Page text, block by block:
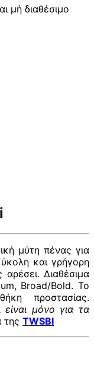
μή διαθέσιμο
μύτη πένας για
και γρήγορη
Διαθέσιμα
Broad/Bold. Το
προστασίας.
μόνο για τα
της TWSBI